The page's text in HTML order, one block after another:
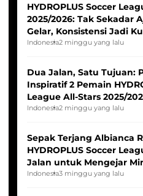
HYDROPLUS Soccer
2025/2026: Tak Sekadar
Gelar, Konsistensi Jadi
Indonesia2 minggu yang lalu
Dua Jalan, Satu Tujuan:
Inspiratif 2 Pemain
League All-Stars 2025/
Seleksi Timnas Indonesia
Indonesia2 minggu yang lalu
Sepak Terjang Albianca
HYDROPLUS Soccer
Jalan untuk Mengejar
Indonesia Putri
Indonesia3 minggu yang lalu